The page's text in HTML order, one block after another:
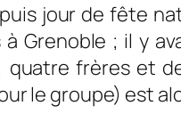
jour de fête
Grenoble ; il y
frères et
le groupe) est